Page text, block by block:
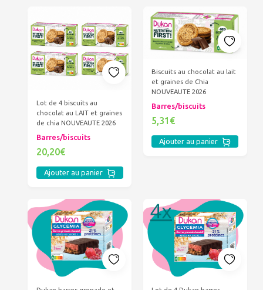
Lot de 4 biscuits au
chocolat au LAIT et graines
de chia NOUVEAUTE 2026
Barres/biscuits
20,20€
Ajouter au panier
Biscuits au chocolat au lait
et graines de Chia
NOUVEAUTE 2026
Barres/biscuits
5,31€
Ajouter au panier